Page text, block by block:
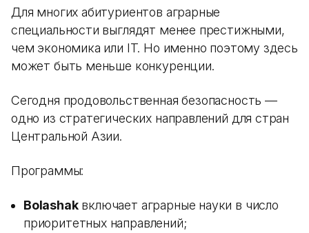
Для многих абитуриентов аграрные
специальности выглядят менее престижными,
чем экономика или IT. Но именно поэтому здесь
может быть меньше конкуренции.
Сегодня продовольственная безопасность —
одно из стратегических направлений для стран
Центральной Азии.
Программы:
Bolashakвключает аграрные науки в число
приоритетных направлений;